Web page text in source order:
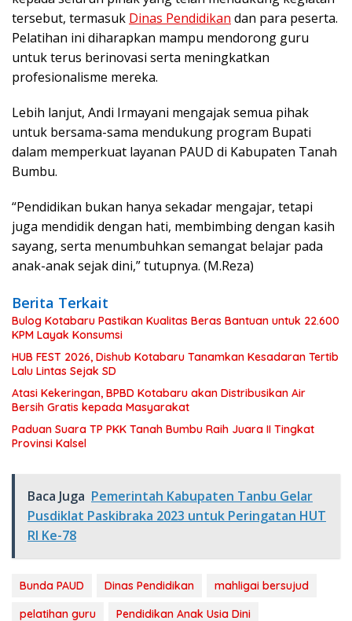
tersebut, termasuk Dinas Pendidikan dan para peserta.
Pelatihan ini diharapkan mampu mendorong guru
untuk terus berinovasi serta meningkatkan
profesionalisme mereka.
Lebih lanjut, Andi Irmayani mengajak semua pihak
untuk bersama-sama mendukung program Bupati
dalam memperkuat layanan PAUD di Kabupaten Tanah
Bumbu.
“Pendidikan bukan hanya sekadar mengajar, tetapi
juga mendidik dengan hati, membimbing dengan kasih
sayang, serta menumbuhkan semangat belajar pada
anak-anak sejak dini,” tutupnya. (M.Reza)
Berita Terkait
Bulog Kotabaru Pastikan Kualitas Beras Bantuan untuk 22.600
KPM Layak Konsumsi
HUB FEST 2026, Dishub Kotabaru Tanamkan Kesadaran Tertib
Lalu Lintas Sejak SD
Atasi Kekeringan, BPBD Kotabaru akan Distribusikan Air
Bersih Gratis kepada Masyarakat
Paduan Suara TP PKK Tanah Bumbu Raih Juara II Tingkat
Provinsi Kalsel
Baca Juga Pemerintah Kabupaten Tanbu Gelar
Pusdiklat Paskibraka 2023 untuk Peringatan HUT
RI Ke-78
Bunda PAUD Dinas Pendidikan
mahligai bersujud
pelatihan guru
Pendidikan Anak Usia Dini